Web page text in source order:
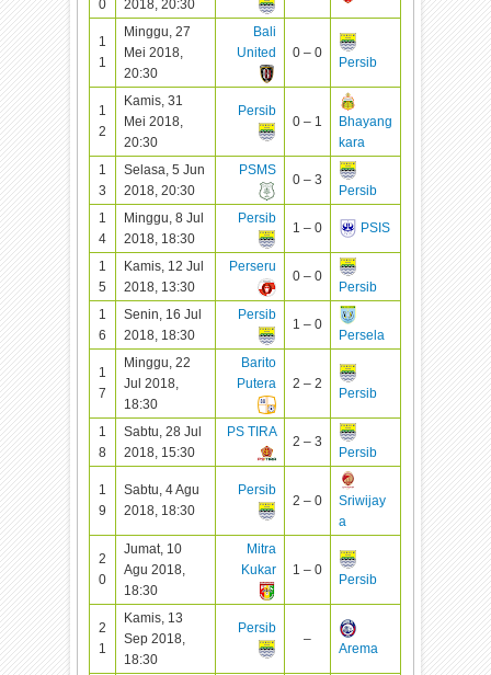
0 2018, 20:30
1
1
Minggu, 27
Mei 2018,
20:30
Bali
United
0 – 0
Persib
1
2
Kamis, 31
Mei 2018,
20:30
Persib
0 – 1
Bhayang
kara
1
3
Selasa, 5 Jun
2018, 20:30
PSMS
0 – 3
Persib
1
4
Minggu, 8 Jul
2018, 18:30
Persib
1 – 0 PSIS
1
5
Kamis, 12 Jul
2018, 13:30
Perseru
0 – 0
Persib
1
6
Senin, 16 Jul
2018, 18:30
Persib
1 – 0
Persela
1
7
Minggu, 22
Jul 2018,
18:30
Barito
Putera
2 – 2
Persib
1
8
Sabtu, 28 Jul
2018, 15:30
PS TIRA
2 – 3
Persib
1
9
Sabtu, 4 Agu
2018, 18:30
Persib
2 – 0
Sriwijay
a
2
0
Jumat, 10
Agu 2018,
18:30
Mitra
Kukar
1 – 0
Persib
2
1
Kamis, 13
Sep 2018,
18:30
Persib
–
Arema